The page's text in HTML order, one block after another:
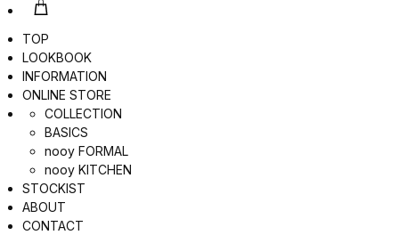
TOP
LOOKBOOK
INFORMATION
ONLINE STORE
COLLECTION
BASICS
nooy FORMAL
nooy KITCHEN
STOCKIST
ABOUT
CONTACT